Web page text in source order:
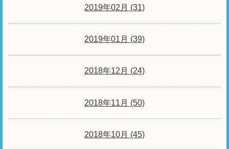
2019年02月 (31)
2019年01月 (39)
2018年12月 (24)
2018年11月 (50)
2018年10月 (45)